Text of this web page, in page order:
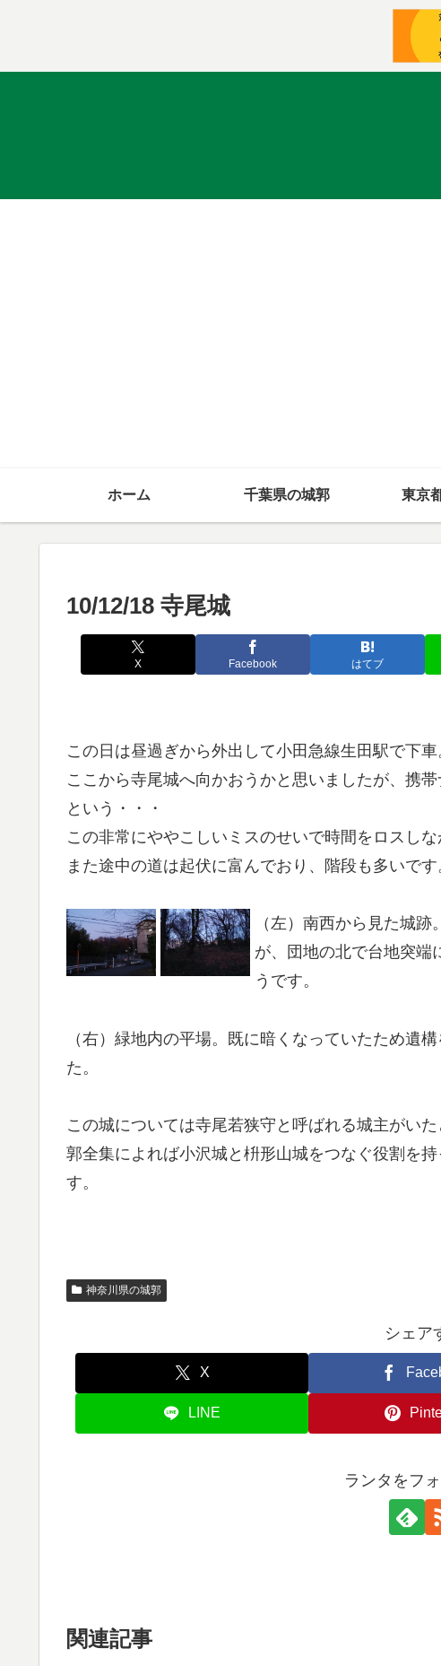
ホーム 千葉県の城郭 東京
10/12/18 寺尾城
X Facebook はてブ
この日は昼過ぎから外出して小田急線生田駅で下車
ここから寺尾城へ向かおうかと思いましたが、携
という・・・
この非常にややこしいミスのせいで時間をロスし
また途中の道は起伏に富んでおり、階段も多いです
（左）南西から見た城
が、団地の北で台地突端
うです。
（右）緑地内の平場。既に暗くなっていたため遺
た。
この城については寺尾若狭守と呼ばれる城主がい
郭全集によれば小沢城と枡形山城をつなぐ役割を
す。
神奈川県の城郭
シェア
X
LINE
ランタをフ
関連記事